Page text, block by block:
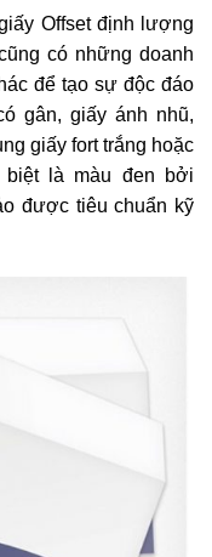
Offset định lượng
có những doanh
để tạo sự độc đáo
gân, giấy ánh nhũ,
giấy fort trắng hoặc
biệt là màu đen bởi
được tiêu chuẩn kỹ